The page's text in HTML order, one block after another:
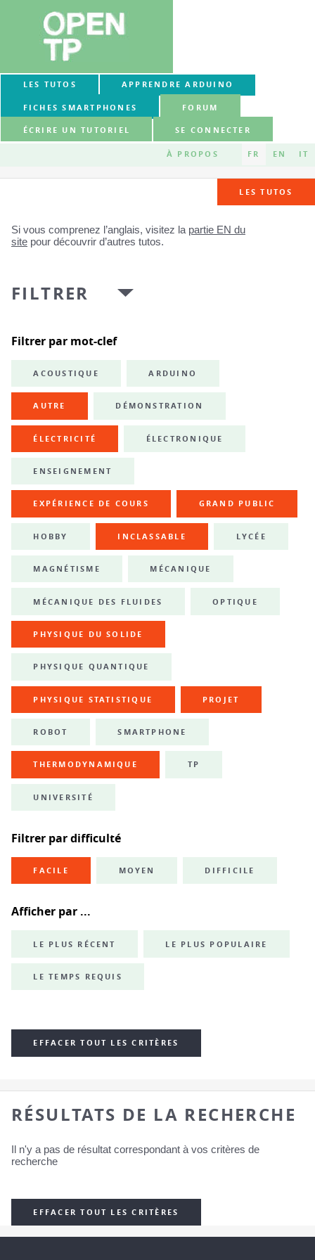
LES TUTOS APPRENDRE ARDUINO
FICHES SMARTPHONES FORUM
ÉCRIRE UN TUTORIEL SE CONNECTER
À PROPOS FR EN IT
LES TUTOS
Si vous comprenez l’anglais, visitez la partie EN du
site pour découvrir d’autres tutos.
FILTRER
Filtrer par mot-clef
ACOUSTIQUE ARDUINO
AUTRE DÉMONSTRATION
ÉLECTRICITÉ ÉLECTRONIQUE
ENSEIGNEMENT
EXPÉRIENCE DE COURS GRAND PUBLIC
HOBBY INCLASSABLE LYCÉE
MAGNÉTISME MÉCANIQUE
MÉCANIQUE DES FLUIDES OPTIQUE
PHYSIQUE DU SOLIDE
PHYSIQUE QUANTIQUE
PHYSIQUE STATISTIQUE PROJET
ROBOT SMARTPHONE
THERMODYNAMIQUE TP
UNIVERSITÉ
Filtrer par difficulté
FACILE MOYEN DIFFICILE
Afficher par ...
LE PLUS RÉCENT LE PLUS POPULAIRE
LE TEMPS REQUIS
EFFACER TOUT LES CRITÈRES
RÉSULTATS DE LA RECHERCHE
Il n'y a pas de résultat correspondant à vos critères de
recherche
EFFACER TOUT LES CRITÈRES